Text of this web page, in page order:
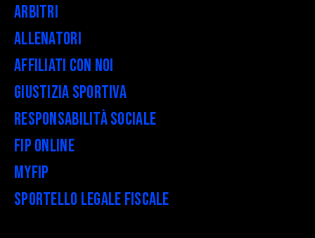
Arbitri
Allenatori
Affiliati con noi
Giustizia Sportiva
Responsabilità Sociale
FIP Online
myFIP
Sportello legale fiscale